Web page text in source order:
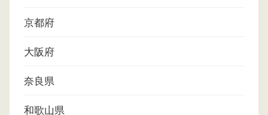
京都府
大阪府
奈良県
和歌山県